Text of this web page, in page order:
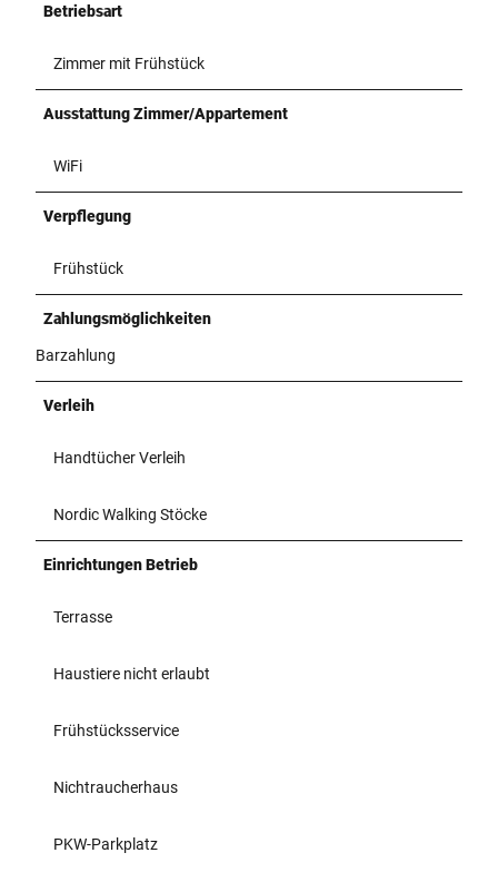
Betriebsart
Zimmer mit Frühstück
Ausstattung Zimmer/Appartement
WiFi
Verpflegung
Frühstück
Zahlungsmöglichkeiten
Barzahlung
Verleih
Handtücher Verleih
Nordic Walking Stöcke
Einrichtungen Betrieb
Terrasse
Haustiere nicht erlaubt
Frühstücksservice
Nichtraucherhaus
PKW-Parkplatz